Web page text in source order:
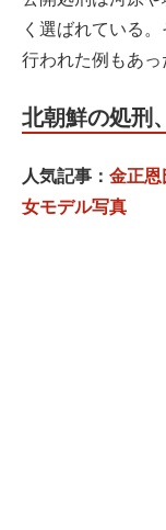
く選ばれている
行われた例もあっ
北朝鮮の処刑
人気記事： 金正恩
女モデル写真